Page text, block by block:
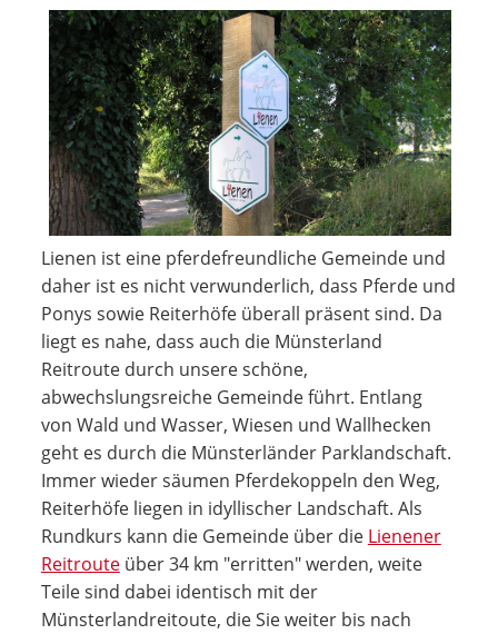
Lienen ist eine pferdefreundliche Gemeinde und
daher ist es nicht verwunderlich, dass Pferde und
Ponys sowie Reiterhöfe überall präsent sind. Da
liegt es nahe, dass auch die Münsterland
Reitroute durch unsere schöne,
abwechslungsreiche Gemeinde führt. Entlang
von Wald und Wasser, Wiesen und Wallhecken
geht es durch die Münsterländer Parklandschaft.
Immer wieder säumen Pferdekoppeln den Weg,
Reiterhöfe liegen in idyllischer Landschaft. Als
Rundkurs kann die Gemeinde über die Lienener
Reitrouteüber 34 km "erritten" werden, weite
Teile sind dabei identisch mit der
Münsterlandreitoute, die Sie weiter bis nach